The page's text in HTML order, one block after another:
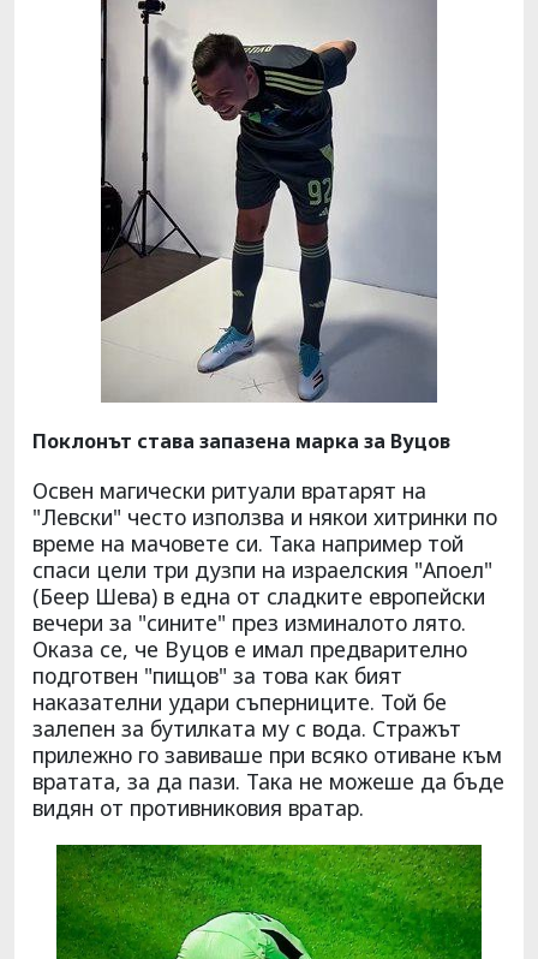
Поклонът става запазена марка за Вуцов
Освен магически ритуали вратарят на
"Левски" често използва и някои хитринки по
време на мачовете си. Така например той
спаси цели три дузпи на израелския "Апоел"
(Беер Шева) в една от сладките европейски
вечери за "сините" през изминалото лято.
Оказа се, че Вуцов е имал предварително
подготвен "пищов" за това как бият
наказателни удари съперниците. Той бе
залепен за бутилката му с вода. Стражът
прилежно го завиваше при всяко отиване към
вратата, за да пази. Така не можеше да бъде
видян от противниковия вратар.